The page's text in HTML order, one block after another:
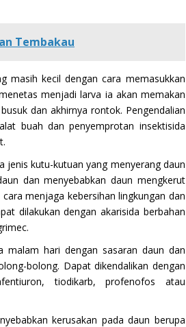
Tembakau
masih kecil dengan cara memasukkan
menjadi larva ia akan memakan
dan akhirnya rontok. Pengendalian
buah dan penyemprotan insektisida
jenis kutu-kutuan yang menyerang daun
dan menyebabkan daun mengkerut
menjaga kebersihan lingkungan dan
dilakukan dengan akarisida berbahan
hari dengan sasaran daun dan
bolong. Dapat dikendalikan dengan
tiodikarb, profenofos atau
kerusakan pada daun berupa